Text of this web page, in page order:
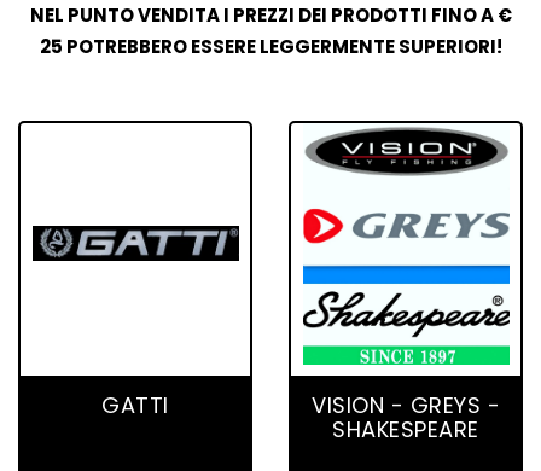
NEL PUNTO VENDITA I PREZZI DEI PRODOTTI FINO A €
25 POTREBBERO ESSERE LEGGERMENTE SUPERIORI!
GATTI
VISION - GREYS -
SHAKESPEARE